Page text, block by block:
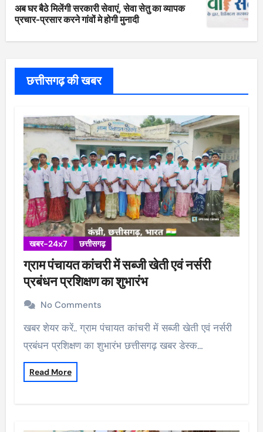
अब घर बैठे मिलेंगी सरकारी सेवाएं, सेवा सेतु का व्यापक
प्रचार-प्रसार करने गांवों मे होगी मुनादी
छत्तीसगढ़ की खबर
खबर-24x7 छत्तीसगढ़
ग्राम पंचायत कांचरी में सब्जी खेती एवं नर्सरी
प्रबंधन प्रशिक्षण का शुभारंभ
No Comments
खबर शेयर करें.. ग्राम पंचायत कांचरी में सब्जी खेती एवं नर्सरी
प्रबंधन प्रशिक्षण का शुभारंभ छत्तीसगढ़ खबर डेस्क…
Read More